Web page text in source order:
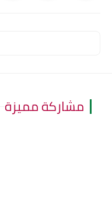
مشاركة مميزة